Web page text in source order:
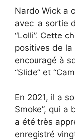
Nardo Wick a
avec la sortie
“Lolli”. Cette
positives de la
encouragé à
“Slide” et
En 2021, il a
Smoke”, qui a
a été très
enregistré